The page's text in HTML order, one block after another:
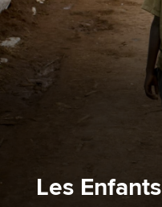
Les Enfants